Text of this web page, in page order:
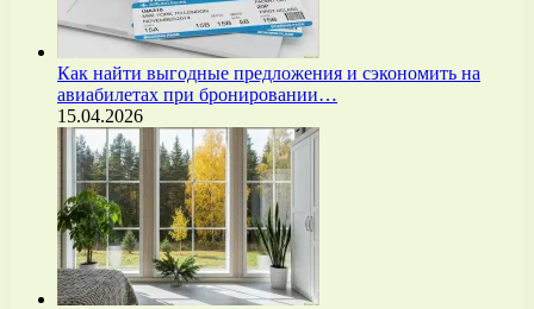
Как найти выгодные предложения и сэкономить на
авиабилетах при бронировании…
15.04.2026